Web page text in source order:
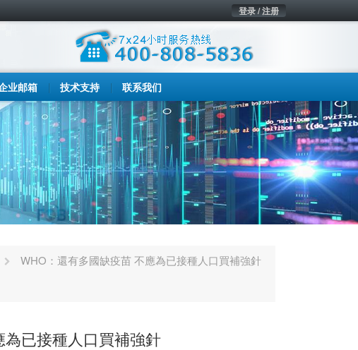
登录 / 注册
业邮箱 技术支持 联系我们
WHO：還有多國缺疫苗 不應為已接種人口買補強針
已接種人口買補強針